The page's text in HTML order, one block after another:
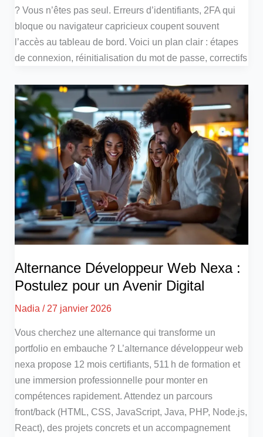
? Vous n’êtes pas seul. Erreurs d’identifiants, 2FA qui
bloque ou navigateur capricieux coupent souvent
l’accès au tableau de bord. Voici un plan clair : étapes
de connexion, réinitialisation du mot de passe, correctifs
Alternance Développeur Web Nexa :
Postulez pour un Avenir Digital
Nadia/ 27 janvier 2026
Vous cherchez une alternance qui transforme un
portfolio en embauche ? L’alternance développeur web
nexa propose 12 mois certifiants, 511 h de formation et
une immersion professionnelle pour monter en
compétences rapidement. Attendez un parcours
front/back (HTML, CSS, JavaScript, Java, PHP, Node.js,
React), des projets concrets et un accompagnement